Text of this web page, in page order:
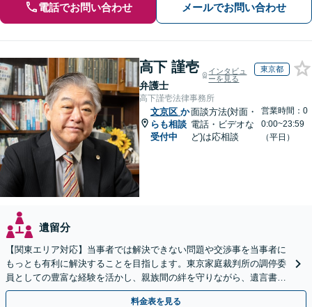
電話でお問い合わせ メールでお問い合わせ
高下 謹壱
弁護士
インタビュ
ーを見る
東京都
高下謹壱法律事務所
文京区 か
らも相談
受付中
面談方法(対面・
電話・ビデオな
ど)は応相談
営業時間：0
0:00~23:59
（平日）
遺留分
【関東エリア対応】当事者では解決できない問題や交渉事を当事者に
もっとも有利に解決することを目指します。東京家庭裁判所の調停委
員としての豊富な経験を活かし、親族間の絆を守りながら、遺言書作
成から相続放棄まで相続問題を誠実にサポートいたします。
料金表を見る